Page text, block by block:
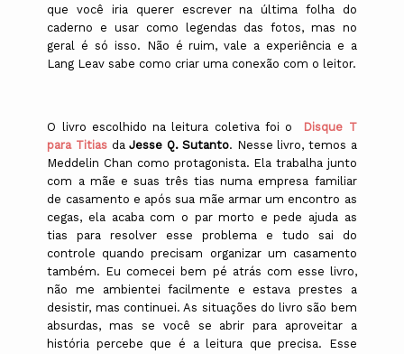
que você iria querer escrever na última folha do
caderno e usar como legendas das fotos, mas no
geral é só isso. Não é ruim, vale a experiência e a
Lang Leav sabe como criar uma conexão com o leitor.
O livro escolhido na leitura coletiva foi o
Disque T
para Titias daJesse Q. Sutanto. Nesse livro, temos a
Meddelin Chan como protagonista. Ela trabalha junto
com a mãe e suas três tias numa empresa familiar
de casamento e após sua mãe armar um encontro as
cegas, ela acaba com o par morto e pede ajuda as
tias para resolver esse problema e tudo sai do
controle quando precisam organizar um casamento
também. Eu comecei bem pé atrás com esse livro,
não me ambientei facilmente e estava prestes a
desistir, mas continuei. As situações do livro são bem
absurdas, mas se você se abrir para aproveitar a
história percebe que é a leitura que precisa. Esse